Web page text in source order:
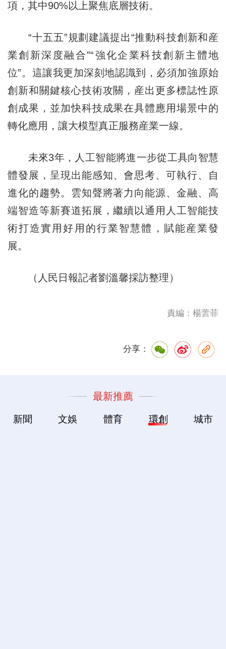
項，其中90%以上聚焦底層技術。
“十五五”規劃建議提出“推動科技創新和産
業創新深度融合”“強化企業科技創新主體地
位”。這讓我更加深刻地認識到，必須加強原始
創新和關鍵核心技術攻關，産出更多標誌性原
創成果，並加快科技成果在具體應用場景中的
轉化應用，讓大模型真正服務産業一線。
未來3年，人工智能將進一步從工具向智慧
體發展，呈現出能感知、會思考、可執行、自
進化的趨勢。雲知聲將著力向能源、金融、高
端智造等新賽道拓展，繼續以通用人工智能技
術打造實用好用的行業智慧體，賦能産業發
展。
（人民日報記者劉溫馨採訪整理）
責編：楊蕓菲
分享：
最新推薦
新聞 文娛 體育 環創 城市